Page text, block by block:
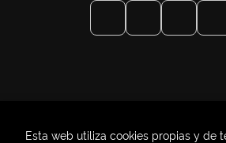
Esta web utiliza cookies propias y de